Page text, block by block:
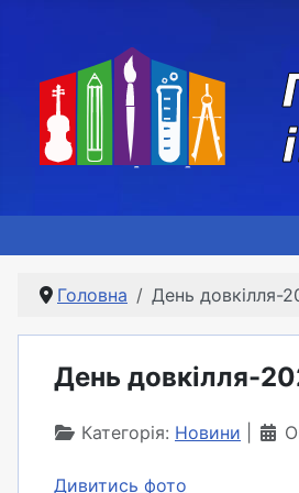
Головна День довкілля-
День довкілля-
Категорія: Новини
Дивитись фото